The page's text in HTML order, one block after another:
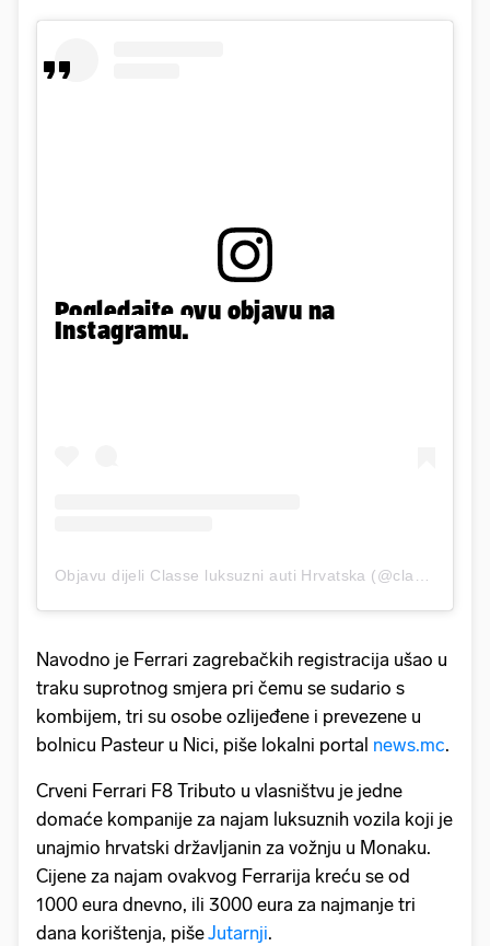
Pogledajte ovu objavu na
Instagramu.
Navodno je Ferrari zagrebačkih registracija ušao u
traku suprotnog smjera pri čemu se sudario s
kombijem, tri su osobe ozlijeđene i prevezene u
bolnicu Pasteur u Nici, piše lokalni portal news.mc.
Crveni Ferrari F8 Tributo u vlasništvu je jedne
domaće kompanije za najam luksuznih vozila koji je
unajmio hrvatski državljanin za vožnju u Monaku.
Cijene za najam ovakvog Ferrarija kreću se od
1000 eura dnevno, ili 3000 eura za najmanje tri
dana korištenja, pišeJutarnji.